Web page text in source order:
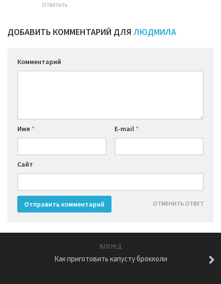
Ответить
ДОБАВИТЬ КОММЕНТАРИЙ ДЛЯ ЛЮДМИЛА
ОТМЕНИТЬ ОТВЕТ
Комментарий
Имя * E-mail*
Сайт
ВПЕРЕД
Как приготовить капусту брокколи